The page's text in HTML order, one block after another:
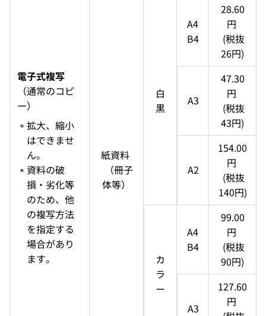
電子式複写
（通常のコピ
ー）
拡大、縮小
はできませ
ん。
資料の破
損・劣化等
のため、他
の複写方法
を指定する
場合があり
ます。
紙資料
体等）
白
黒
A4
B4
28.60
円
26円)
A3
47.30
円
43円)
A2
154.00
円
140円)
カ
ラ
ー
A4
B4
99.00
円
90円)
A3
127.60
円